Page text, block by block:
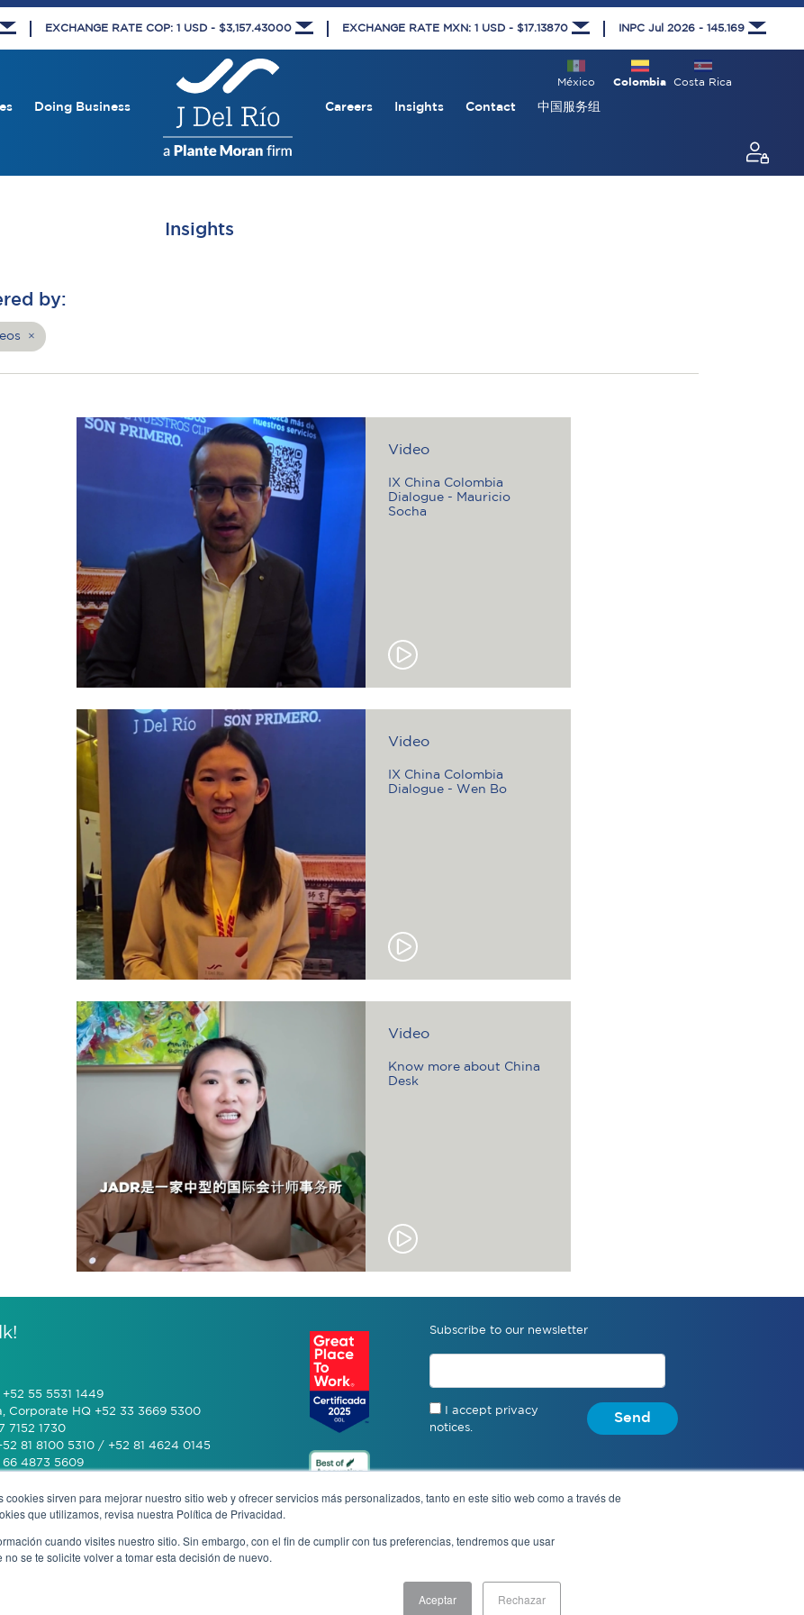
sirven para mejorar nuestro sitio web y ofrecer servicios más personalizados, tanto en este sitio web como a través de
que utilizamos, revisa nuestra Política de Privacidad.
cuando visites nuestro sitio. Sin embargo, con el fin de cumplir con tus preferencias, tendremos que usar
se te solicite volver a tomar esta decisión de nuevo.
Aceptar Rechazar
EXCHANGE RATE COP: 1 USD - $3,157.43000 EXCHANGE RATE MXN: 1 USD - $17.13870 INPC Jul 2026 - 145.169
Costa Rica
Colombia
México
Doing Business Careers Insights Contact 中国服务组
Insights
by:
×
Video
IX China Colombia
Dialogue - Mauricio
Socha
Video
IX China Colombia
Dialogue - Wen Bo
Video
Know more about China
Desk
55 5531 1449
Corporate HQ +52 33 3669 5300
7152 1730
81 8100 5310 / +52 81 4624 0145
66 4873 5609
(601) 770 2999
Subscribe to our newsletter
I accept privacy
notices.
Send